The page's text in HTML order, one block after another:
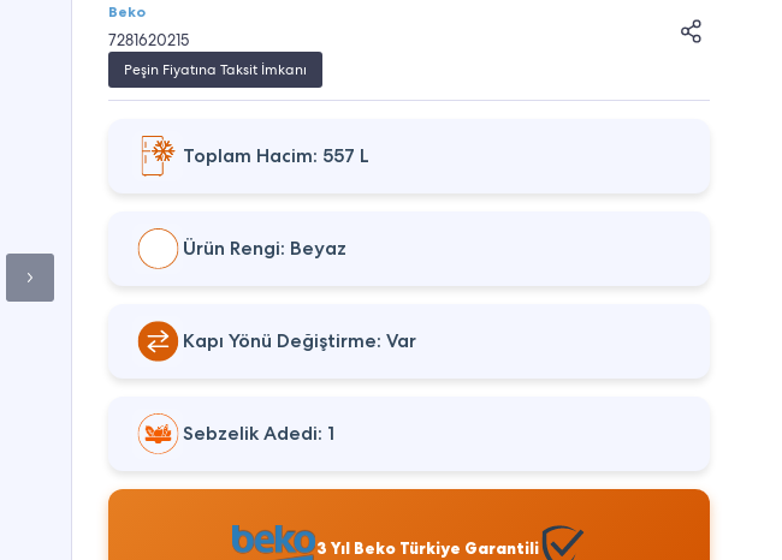
Beko
7281620215
Peşin Fiyatına Taksit İmkanı
Toplam Hacim: 557 L
Ürün Rengi: Beyaz
Kapı Yönü Değiştirme: Var
Sebzelik Adedi: 1
3 Yıl Beko Türkiye Garantili